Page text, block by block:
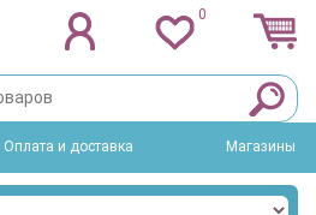
0
Оплата и доставка Магазины